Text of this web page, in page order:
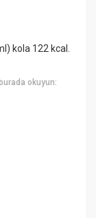
kola 122 kcal.
okuyun: